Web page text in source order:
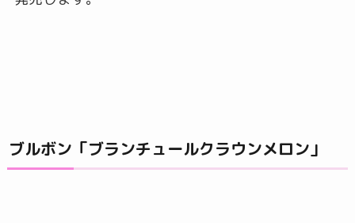
ブルボン「ブランチュールクラウンメロン」